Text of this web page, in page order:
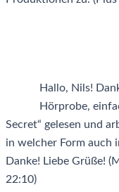
Hallo, Nils!
Hörprobe,
Secret“ gelesen und
in welcher Form auch
Danke! Liebe Grüße!
22:10)